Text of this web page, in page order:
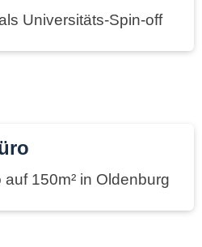
Universitäts-Spin-off
auf 150m² in Oldenburg